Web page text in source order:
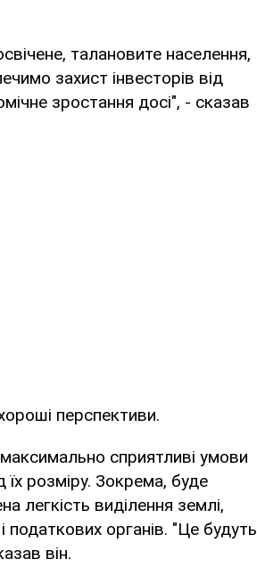
талановите населення,
захист інвесторів від
зростання досі", - сказав
перспективи.
сприятливі умови
їх розміру. Зокрема, буде
легкість виділення землі,
податкових органів. "Це будуть
він.